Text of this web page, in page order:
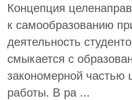
Концепция
к самообразованию
деятельность
смыкается с
закономерной частью
работы. В ра ...